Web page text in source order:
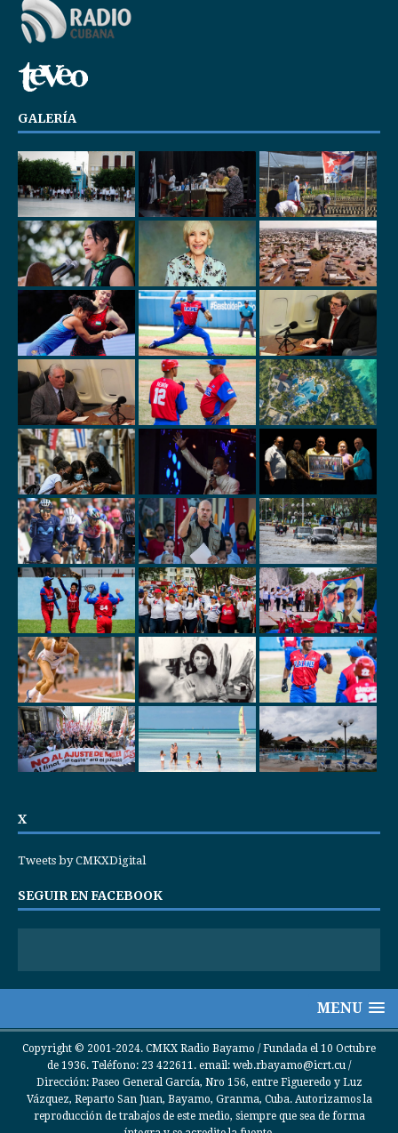
GALERÍA
X
Tweets by CMKXDigital
SEGUIR EN FACEBOOK
MENU
Copyright © 2001-2024. CMKX Radio Bayamo / Fundada el 10 Octubre
de 1936. Teléfono: 23 422611. email: web.rbayamo@icrt.cu /
Dirección: Paseo General García, Nro 156, entre Figueredo y Luz
Vázquez, Reparto San Juan, Bayamo, Granma, Cuba. Autorizamos la
reproducción de trabajos de este medio, siempre que sea de forma